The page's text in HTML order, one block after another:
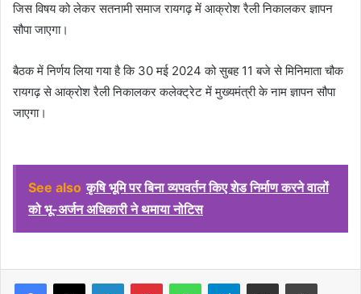
जिस विषय को लेकर सतनामी समाज रायगढ़ में आक्रोश रैली निकालकर ज्ञापन
सौपा जाएगा।
बैठक में निर्णय लिया गया है कि 30 मई 2024 को सुबह 11 बजे से मिनिमाता चौक
रायगढ़ से आक्रोश रैली निकालकर कलेक्ट्रेट में मुख्यमंत्री के नाम ज्ञापन सौपा
जाएगा।
See also कृषि भूमि पर बिना व्यपवर्तन किए शेड निर्माण करने वालों
को भू-अर्जन अधिकारी ने थमाया नोटिस
Facebook
X LinkedInPinterestWhatsAppTelegramShare via Email Print